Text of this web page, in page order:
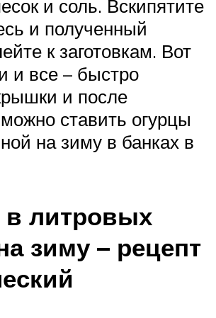
и соль. Вскипятите
и полученный
к заготовкам. Вот
и все – быстро
и после
ставить огурцы
на зиму в банках в
литровых
зиму – рецепт